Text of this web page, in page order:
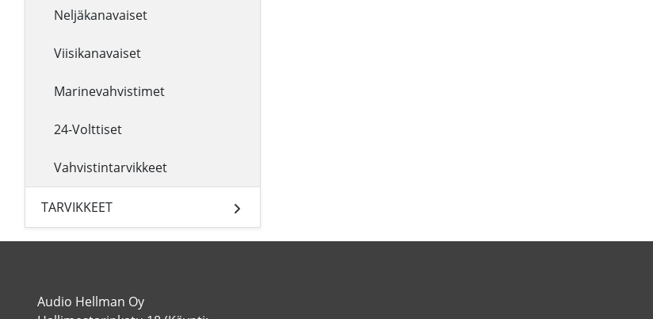
Neljäkanavaiset
Viisikanavaiset
Marinevahvistimet
24-Volttiset
Vahvistintarvikkeet
TARVIKKEET
Audio Hellman Oy